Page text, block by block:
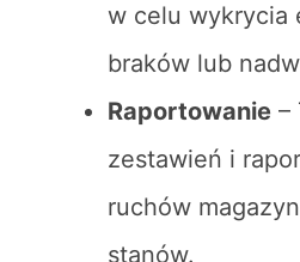
w celu wykrycia
braków lub
Raportowanie –
zestawień i
ruchów
stanów.